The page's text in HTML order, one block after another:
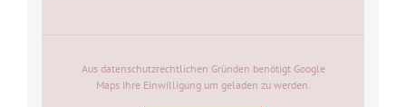
Aus datenschutzrechtlichen Gründen benötigt Google
Maps Ihre Einwilligung um geladen zu werden.